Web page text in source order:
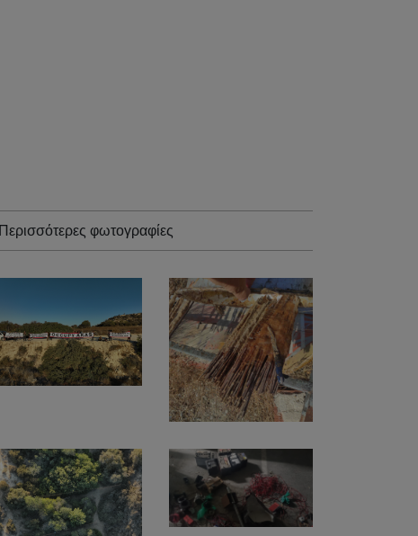
Περισσότερες φωτογραφίες